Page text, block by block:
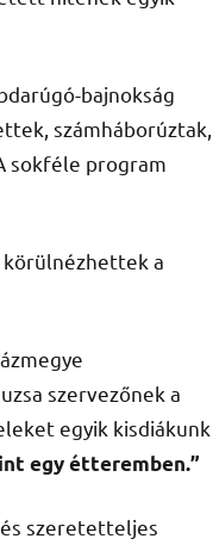
bajnokság
számháborúztak,
sokféle program
körülnézhettek a
szervezőnek a
egyik kisdiákunk
egy étteremben.”
szeretetteljes